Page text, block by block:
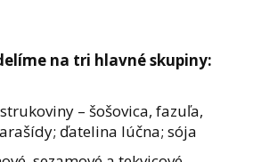
na tri hlavné skupiny:
strukoviny – šošovica, fazuľa,
ďatelina lúčna; sója